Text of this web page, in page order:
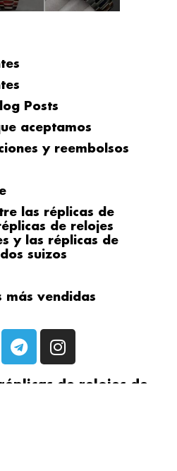
Posts
aceptamos
y reembolsos
las réplicas de
de relojes
y las réplicas de
suizos
más vendidas
T
e
e
I
n
s
t
de relojes de